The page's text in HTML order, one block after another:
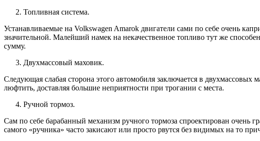
Топливная система.
Устанавливаемые на Volkswagen Amarok двигатели сами по себе очень
значительной. Малейший намек на некачественное топливо тут же
сумму.
Двухмассовый маховик.
Следующая слабая сторона этого автомобиля заключается в
люфтить, доставляя большие неприятности при трогании с места.
Ручной тормоз.
Сам по себе барабанный механизм ручного тормоза спроектирован очень
самого «ручника» часто закисают или просто рвутся без видимых на то